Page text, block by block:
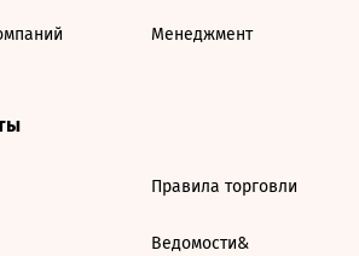
Менеджмент
Правила торговли
Ведомости&